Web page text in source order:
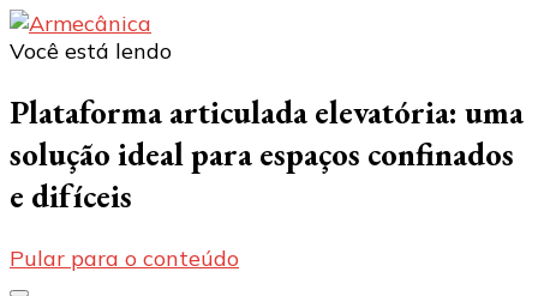
Você está lendo
Plataforma articulada elevatória: uma
solução ideal para espaços confinados
e difíceis
Pular para o conteúdo